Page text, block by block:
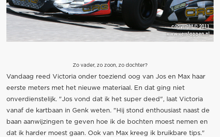
Zo vader, zo zoon, zo dochter?
Vandaag reed Victoria onder toeziend oog van Jos en Max haar
eerste meters met het nieuwe materiaal. En dat ging niet
onverdienstelijk. "Jos vond dat ik het super deed", laat Victoria
vanaf de kartbaan in Genk weten. "Hij stond enthousiast naast de
baan aanwijzingen te geven hoe ik de bochten moest nemen en
dat ik harder moest gaan. Ook van Max kreeg ik bruikbare tips."